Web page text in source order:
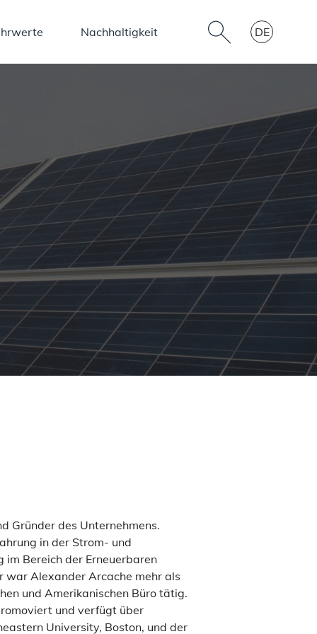
Nachhaltigkeit DE
Gründer des Unternehmens.
in der Strom- und
im Bereich der Erneuerbaren
war Alexander Arcache mehr als
und Amerikanischen Büro tätig.
und verfügt über
University, Boston, und der